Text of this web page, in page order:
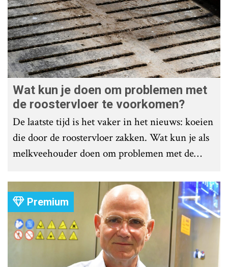
Wat kun je doen om problemen met
de roostervloer te voorkomen?
De laatste tijd is het vaker in het nieuws: koeien
die door de roostervloer zakken. Wat kun je als
melkveehouder doen om problemen met de
Premium